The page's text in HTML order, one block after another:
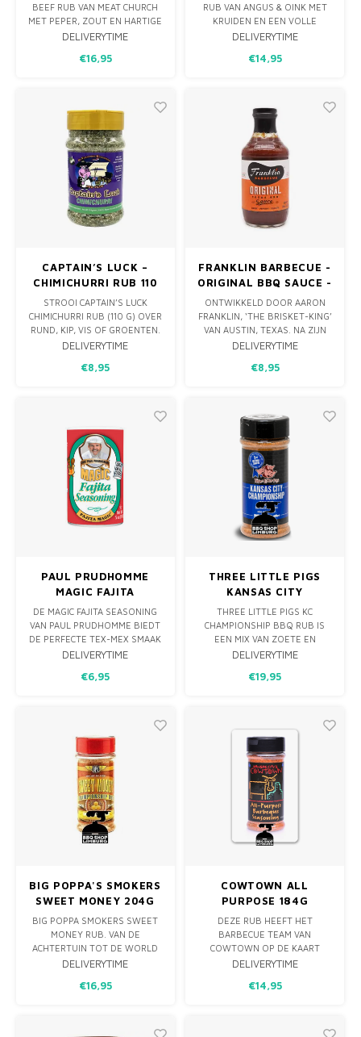
BEEF RUB VAN MEAT CHURCH
MET PEPER, ZOUT EN HARTIGE
KRUIDEN. PERFECT VOOR
EN RUNDVLEES VAN SMOKER
DELIVERYTIME
€16,95
RUB VAN ANGUS & OINK MET
KRUIDEN EN EEN VOLLE
HARTIGE SMAAK. HEERLIJK OP
GROENTEN, POPCORN EN
VOOR ROTISSERIE CHICKEN EN
GEROOSTERDE GROENTEN.
DELIVERYTIME
€14,95
CAPTAIN’S LUCK –
CHIMICHURRI RUB 110
G
STROOI CAPTAIN’S LUCK
CHIMICHURRI RUB (110 G) OVER
RUND, KIP, VIS OF GROENTEN.
DEZE FRISSE MIX VAN
ZEEZOUT, KNOFLOOK EN
CITRUSACHTIGE SOUS-CHEFS-
TOUCH.
DELIVERYTIME
€8,95
FRANKLIN BARBECUE -
ORIGINAL BBQ SAUCE -
510G
ONTWIKKELD DOOR AARON
FRANKLIN, ‘THE BRISKET-KING’
VAN AUSTIN, TEXAS. NA ZIJN
EERSTE, MINDER GESLAAGDE
GELEDEN) PERFECTIONEERDE
BARBECUELIEFHEBBERS VAN
OVER DE HELE WERELD.
DELIVERYTIME
€8,95
PAUL PRUDHOMME
MAGIC FAJITA
SEASONING 142G
DE MAGIC FAJITA SEASONING
VAN PAUL PRUDHOMME BIEDT
DE PERFECTE TEX-MEX SMAAK
VOOR FAJITA’S, TACO’S EN
SPECERIJEN DIE ELKE
DELIVERYTIME
€6,95
THREE LITTLE PIGS
KANSAS CITY
CHAMPIONSHIP RUB
354GRAM
THREE LITTLE PIGS KC
CHAMPIONSHIP BBQ RUB IS
EEN MIX VAN ZOETE EN
PITTIGE INGREDIËNTEN DIE
SMAAKVERSTERKING BIEDEN
SOEPEN, CHILI, GROENTEN,
GEBAKKEN AARDAPPELEN EN
A
DELIVERYTIME
€19,95
BIG POPPA'S SMOKERS
SWEET MONEY 204G
BIG POPPA SMOKERS SWEET
MONEY RUB. VAN DE
ACHTERTUIN TOT DE WORLD
SERIES OF BBQ, BIG POPPA
UITGEGROEID TOT HET BESTE
DELIVERYTIME
€16,95
COWTOWN ALL
PURPOSE 184G
DEZE RUB HEEFT HET
BARBECUE TEAM VAN
COWTOWN OP DE KAART
GEZET! EEN ALLESKUNNER
VARKENSVLEES, RUNDVLEES
DELIVERYTIME
€14,95